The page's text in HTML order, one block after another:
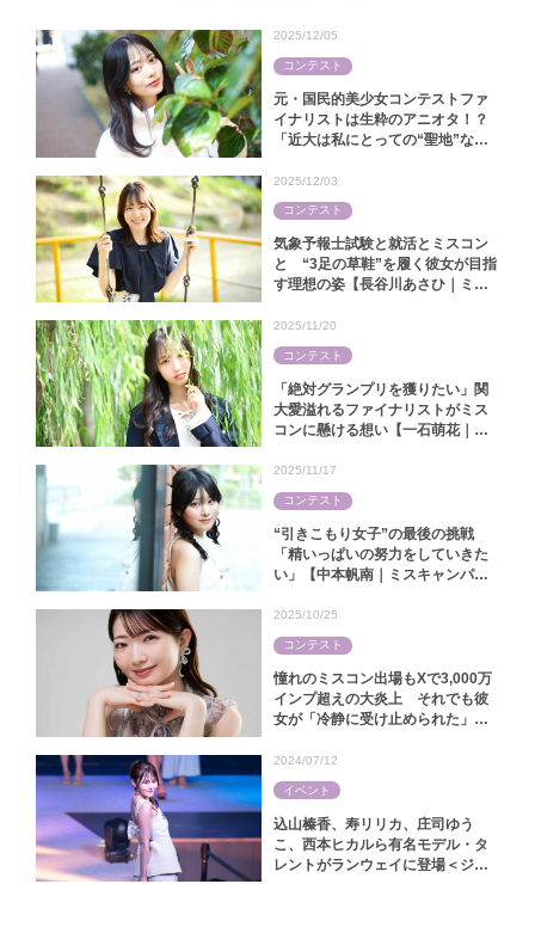
元・国民的美少女コンテストファ
イナリストは生粋のアニオタ！？
「近大は私にとっての“聖地”なん
2025】
2025/12/05
コンテスト
気象予報士試験と就活とミスコン
と “3足の草鞋”を履く彼女が目指
す理想の姿【長谷川あさひ｜ミス
2025/12/03
コンテスト
「絶対グランプリを獲りたい」関
大愛溢れるファイナリストがミス
コンに懸ける想い【一石萌花｜ミ
2025/11/20
コンテスト
“引きこもり女子”の最後の挑戦
「精いっぱいの努力をしていきた
い」【中本帆南｜ミスキャンパス
2025/11/17
コンテスト
憧れのミスコン出場もXで3,000万
インプ超えの大炎上 それでも彼
女が「冷静に受け止められた」ワ
2025】
2025/10/25
コンテスト
込山榛香、寿リリカ、庄司ゆう
こ、西本ヒカルら有名モデル・タ
レントがランウェイに登場＜ジャ
2024/07/12
イベント